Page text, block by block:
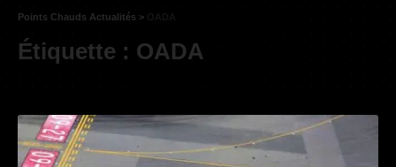
Points Chauds Actualités >
Étiquette : OADA